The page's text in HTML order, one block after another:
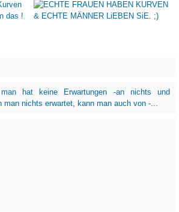
hat keine Erwartungen -an nichts und
man nichts erwartet, kann man auch von -...